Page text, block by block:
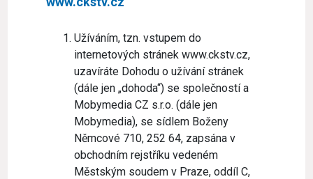
Užíváním, tzn. vstupem do
internetových stránek www.ckstv.cz,
uzavíráte Dohodu o užívání stránek
(dále jen „dohoda“) se společností a
Mobymedia CZ s.r.o. (dále jen
Mobymedia), se sídlem Boženy
Němcové 710, 252 64, zapsána v
obchodním rejstříku vedeném
Městským soudem v Praze, oddíl C,